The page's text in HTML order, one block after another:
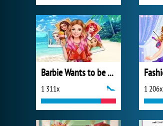
Barbie Wants to be a Princess
1 311x 1 206x